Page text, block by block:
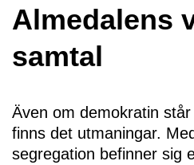
Almedalens
samtal
Även om demokratin
finns det utmaningar.
segregation befinner sig